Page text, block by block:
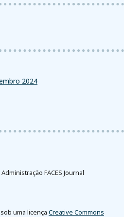
2024
FACES Journal
uma licença Creative Commons